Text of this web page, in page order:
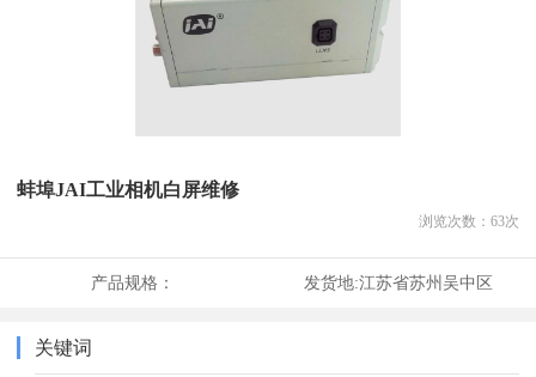
蚌埠JAI工业相机白屏维修
浏览次数： 63次
产品规格： 发货地:江苏省苏州吴中区
关键词